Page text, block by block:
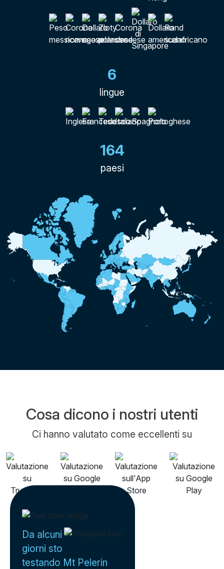
6
lingue
164
paesi
Cosa dicono i nostri utenti
Ci hanno valutato come eccellenti su
Da alcuni
giorni sto
testando Mt Pelerin